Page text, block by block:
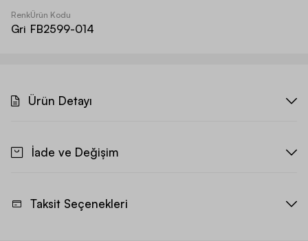
Renk
Gri
Ürün Kodu
FB2599-014
Ürün Detayı
İade ve Değişim
Taksit Seçenekleri